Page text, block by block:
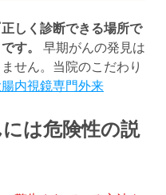
しく診断できる場所で
す。
早期がんの発見は
せん。当院のこだわり
内視鏡専門外来
は危険性の説